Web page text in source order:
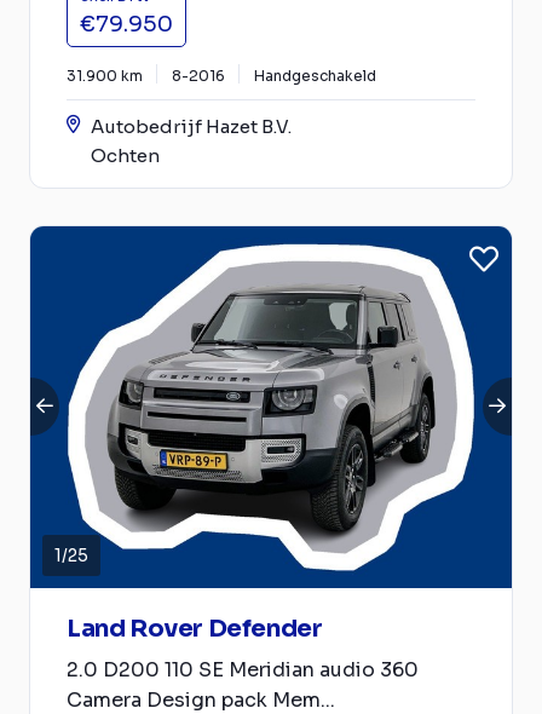
€79.950
31.900 km 8-2016 Handgeschakeld
Autobedrijf Hazet B.V.
Ochten
1/25
Land Rover Defender
2.0 D200 110 SE Meridian audio 360
Camera Design pack Mem...